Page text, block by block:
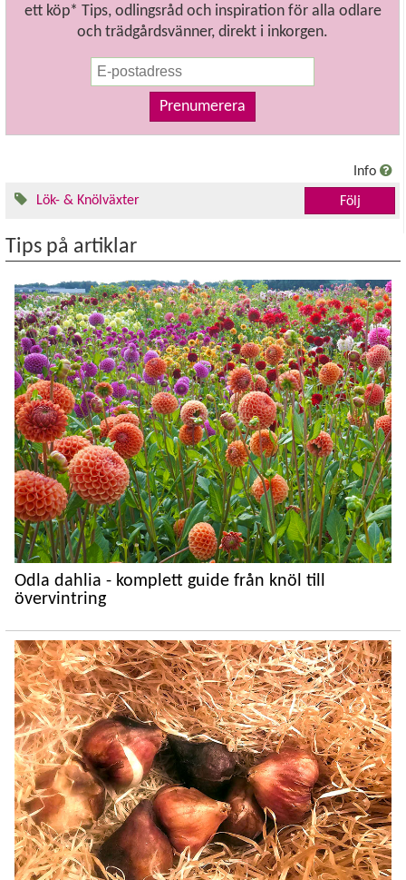
ett köp* Tips, odlingsråd och inspiration för alla odlare
och trädgårdsvänner, direkt i inkorgen.
Prenumerera
Info
Lök- & Knölväxter
Följ
Tips på artiklar
Odla dahlia - komplett guide från knöl till
övervintring